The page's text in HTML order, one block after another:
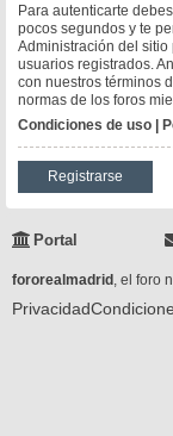
Para autenticarte
pocos segundos y te
Administración del
usuarios registrados.
con nuestros términos
normas de los foros
Condiciones de uso |
Registrarse
Portal
fororealmadrid , el foro
Privacidad